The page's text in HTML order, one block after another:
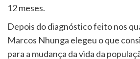
12 meses.
Depois do diagnóstico feito nos
Marcos Nhunga elegeu o que
para a mudança da vida da